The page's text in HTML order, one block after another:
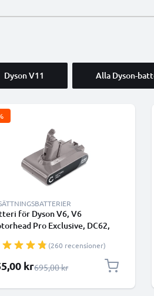
Dyson V11 Alla Dyson-
för Dyson V6, V6
Pro Exclusive, DC62,
21 Type B - Batteri med
2000mAh från CELLONIC
(260 recensioner)
krOrdinarie pris
695,00 kr